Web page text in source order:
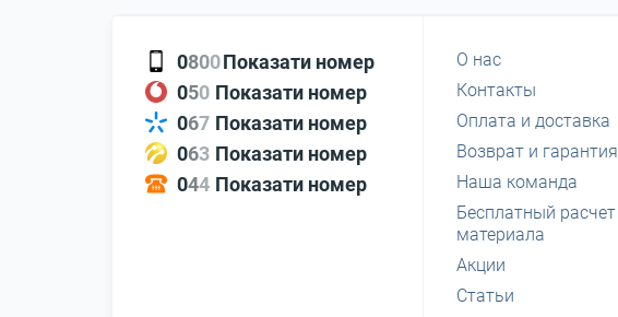
0800Показати номер
050 Показати номер
067 Показати номер
063 Показати номер
044 Показати номер
О нас
Контакты
Оплата и доставка
Возврат и гарантия
Наша команда
Бесплатный расчет
материала
Акции
Статьи